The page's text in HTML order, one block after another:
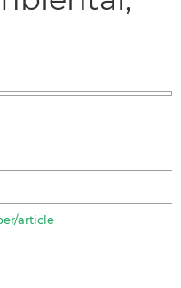
article